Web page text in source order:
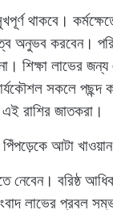
থাকবে।
অনুভব করবেন।
শিক্ষা লাভের জন্য
সকলে পছন্দ
রাশির জাতকরা।
আটা
নেবেন। বরিষ্ঠ
লাভের প্রবল